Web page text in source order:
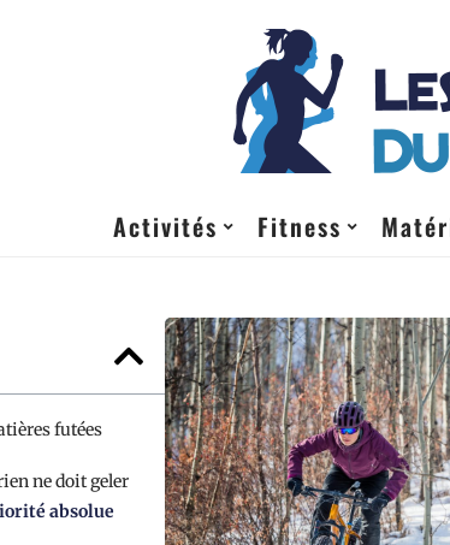
Activités Fitness
futées
ne doit geler
absolue